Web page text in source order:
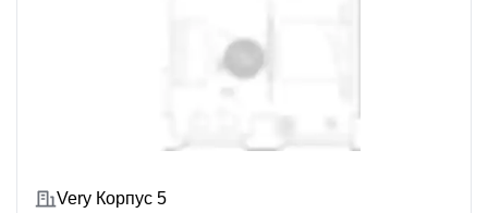
Very Корпус 5